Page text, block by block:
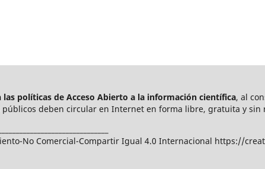
las políticas de Acceso Abierto a la información científica, al
deben circular en Internet en forma libre, gratuita y sin
No Comercial-Compartir Igual 4.0 Internacional https://